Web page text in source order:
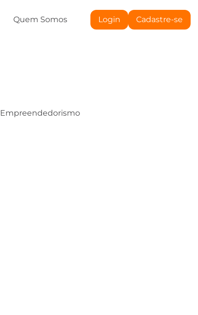
Quem Somos Login Cadastre-se
Empreendedorismo